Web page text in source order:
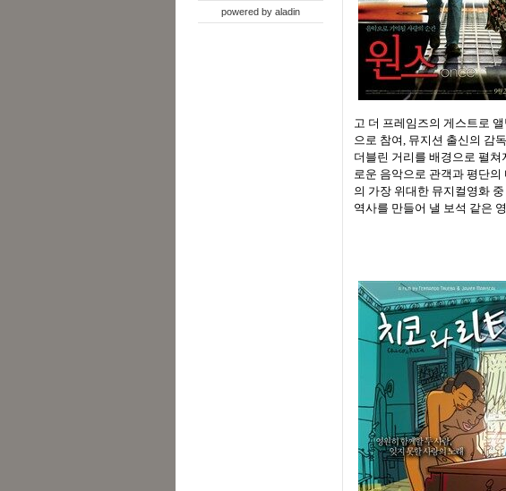
powered by aladin
고 더 프레임즈의 게스트로
으로 참여, 뮤지션 출신의 감
더블린 거리를 배경으로 펼
로운 음악으로 관객과 평단
의 가장 위대한 뮤지컬영화
역사를 만들어 낼 보석 같은